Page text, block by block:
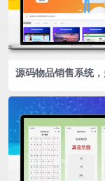
源码物品销售系统